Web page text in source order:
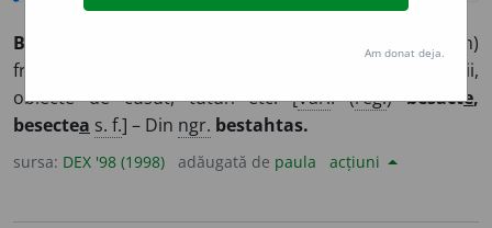
BESACTE
) Cutioară (de lemn)
frumos ornamentată, în care se păstrau bijuterii,
obiecte de cusut, tutun etc. [Var.: (reg.)besacte,
besectea s. f.] – Din ngr. bestahtas.
sursa: DEX '98 (1998) adăugată de paula acțiuni
Am donat deja.